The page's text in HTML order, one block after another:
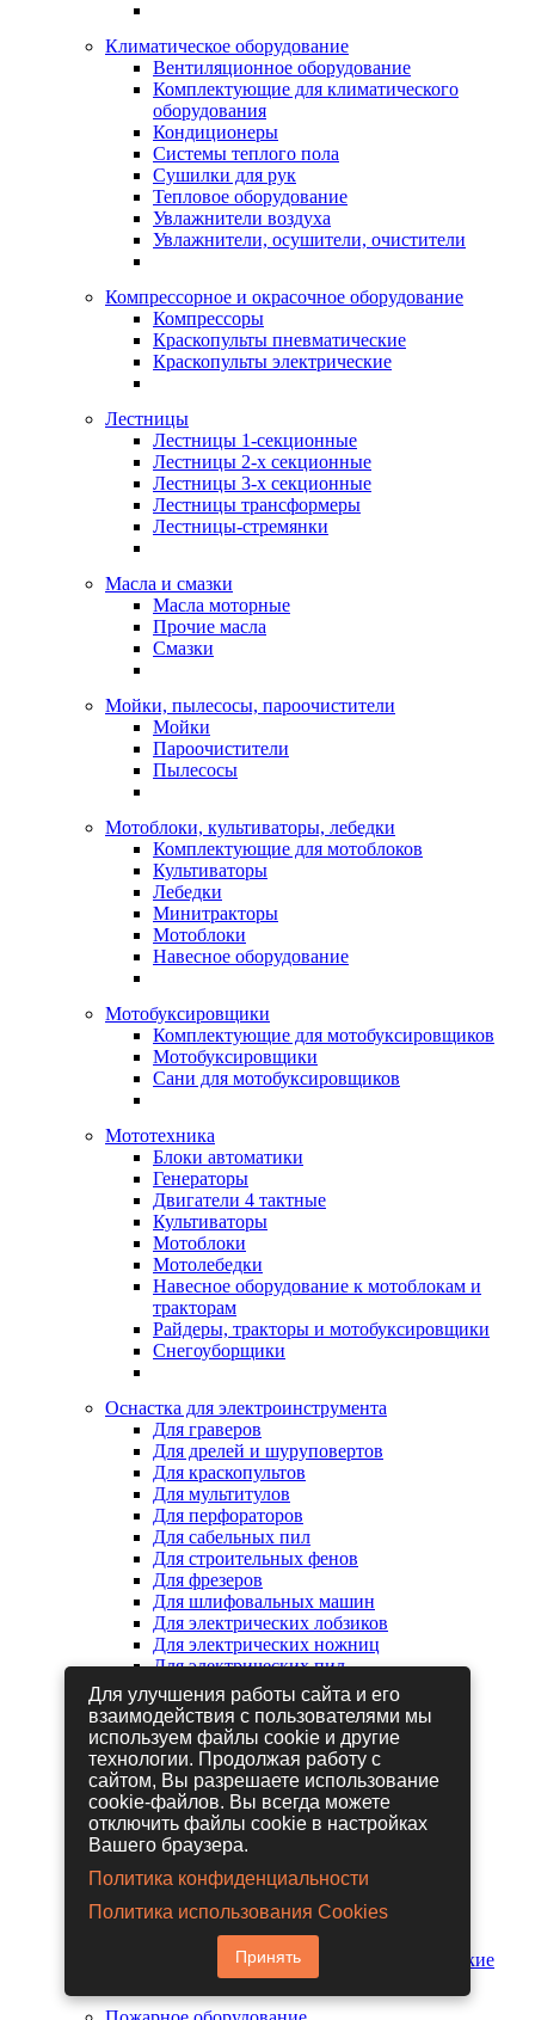
Климатическое оборудование
Вентиляционное оборудование
Комплектующие для климатического
оборудования
Кондиционеры
Системы теплого пола
Сушилки для рук
Тепловое оборудование
Увлажнители воздуха
Увлажнители, осушители, очистители
Компрессорное и окрасочное оборудование
Компрессоры
Краскопульты пневматические
Краскопульты электрические
Лестницы
Лестницы 1-секционные
Лестницы 2-х секционные
Лестницы 3-х секционные
Лестницы трансформеры
Лестницы-стремянки
Масла и смазки
Масла моторные
Прочие масла
Смазки
Мойки, пылесосы, пароочистители
Мойки
Пароочистители
Пылесосы
Мотоблоки, культиваторы, лебедки
Комплектующие для мотоблоков
Культиваторы
Лебедки
Минитракторы
Мотоблоки
Навесное оборудование
Мотобуксировщики
Комплектующие для мотобуксировщиков
Мотобуксировщики
Сани для мотобуксировщиков
Мототехника
Блоки автоматики
Генераторы
Двигатели 4 тактные
Культиваторы
Мотоблоки
Мотолебедки
Навесное оборудование к мотоблокам и
тракторам
Райдеры, тракторы и мотобуксировщики
Снегоуборщики
Оснастка для электроинструмента
Для граверов
Для дрелей и шуруповертов
Для краскопультов
Для мультитулов
Для перфораторов
Для сабельных пил
Для строительных фенов
Для фрезеров
Для шлифовальных машин
Для электрических лобзиков
Для электрических ножниц
Для электрических пил
Для электрических рубанков
Пневмоинструмент
Гайковерты пневматические
Дрели пневматические
Другие пневмоинструменты
Заклепочники пневматические
Наборы пневмоинструмента
Пистолеты пневматические
Расходные материалы для
пневмоинструментов
Шланги для пневмоинструментов
Шлифовальные машины пневматические
Для улучшения работы сайта и его
взаимодействия с пользователями мы
используем файлы cookie и другие
технологии. Продолжая работу с
сайтом, Вы разрешаете использование
cookie-файлов. Вы всегда можете
отключить файлы cookie в настройках
Вашего браузера.
Политика конфиденциальности
Политика использования Cookies
Принять